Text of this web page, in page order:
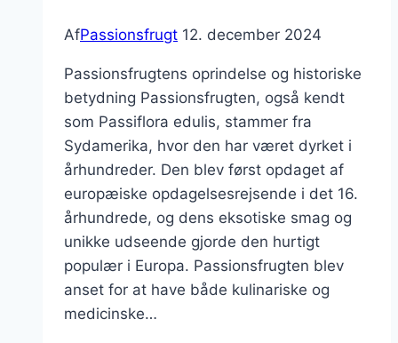
AfPassionsfrugt 12. december 2024
Passionsfrugtens oprindelse og historiske
betydning Passionsfrugten, også kendt
som Passiflora edulis, stammer fra
Sydamerika, hvor den har været dyrket i
århundreder. Den blev først opdaget af
europæiske opdagelsesrejsende i det 16.
århundrede, og dens eksotiske smag og
unikke udseende gjorde den hurtigt
populær i Europa. Passionsfrugten blev
anset for at have både kulinariske og
medicinske…